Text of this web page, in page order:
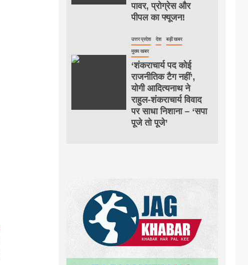
पावर, प्रोग्रेस और
पीपल का फ्यूजन!
उत्तर प्रदेश देश बड़ी खबर
मुख्य खबर
‘शंकराचार्य पद कोई
राजनीतिक टैग नहीं’,
योगी आदित्यनाथ ने
राहुल-शंकराचार्य विवाद
पर साधा निशाना – ‘सपा
पूजे तो पूजे’